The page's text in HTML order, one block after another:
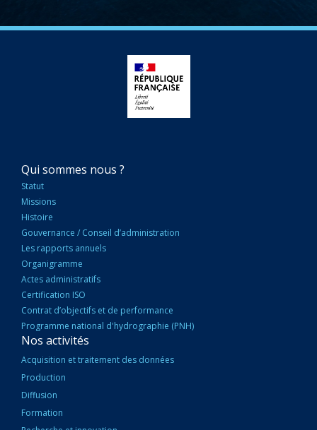
NAVIGATION
PRINCIPALE
Qui sommes nous ?
Statut
Missions
Histoire
Gouvernance / Conseil d’administration
Les rapports annuels
Organigramme
Actes administratifs
Certification ISO
Contrat d’objectifs et de performance
Programme national d'hydrographie (PNH)
Nos activités
Acquisition et traitement des données
Production
Diffusion
Formation